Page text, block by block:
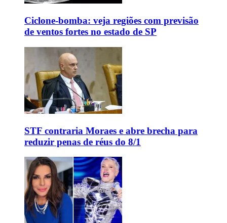
Ciclone-bomba: veja regiões com previsão
de ventos fortes no estado de SP
STF contraria Moraes e abre brecha para
reduzir penas de réus do 8/1